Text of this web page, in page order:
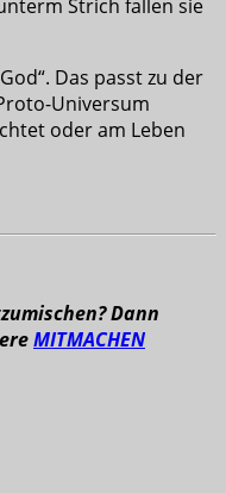
Strich fallen sie
Das passt zu der
Universum
oder am Leben
Dann
MITMACHEN